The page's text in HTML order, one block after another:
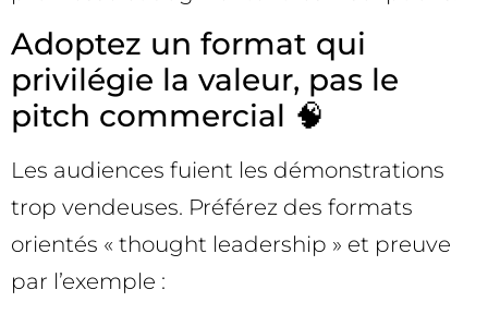
Adoptez un format qui
privilégie la valeur, pas le
pitch commercial 🧠
Les audiences fuient les démonstrations
trop vendeuses. Préférez des formats
orientés « thought leadership » et preuve
par l’exemple :